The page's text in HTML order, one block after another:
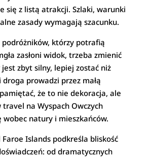
się z listą atrakcji. Szlaki, warunki
zasady wymagają szacunku.
podróżników, którzy potrafią
zasłoni widok, trzeba zmienić
zbyt silny, lepiej zostać niż
droga prowadzi przez małą
że to nie dekoracja, ale
travel na Wyspach Owczych
wobec natury i mieszkańców.
Islands podkreśla bliskość
od dramatycznych